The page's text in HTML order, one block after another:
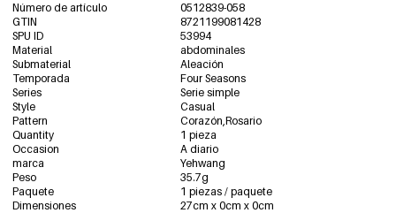
Número de artículo
0512839-058
GTIN
8721199081428
SPU ID
53994
Material
abdominales
Submaterial
Aleación
Temporada
Four Seasons
Series
Serie simple
Style
Casual
Pattern
Corazón,Rosario
Quantity
1 pieza
Occasion
A diario
marca
Yehwang
Peso
35.7g
Paquete
1 piezas / paquete
Dimensiones
27cm x 0cm x 0cm